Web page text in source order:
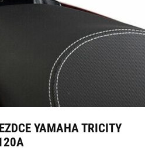
YAMAHA TRICITY